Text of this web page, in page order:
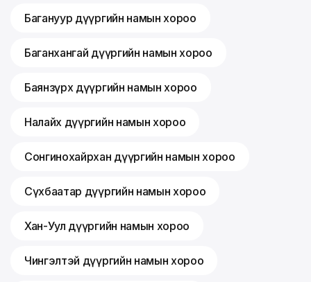
Багануур дүүргийн намын хороо
Баганхангай дүүргийн намын хороо
Баянзүрх дүүргийн намын хороо
Налайх дүүргийн намын хороо
Сонгинохайрхан дүүргийн намын хороо
Сүхбаатар дүүргийн намын хороо
Хан-Уул дүүргийн намын хороо
Чингэлтэй дүүргийн намын хороо